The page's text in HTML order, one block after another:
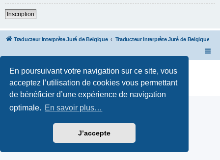
En poursuivant votre navigation sur ce site, vous
acceptez l’utilisation de cookies vous permettant
de bénéficier d’une expérience de navigation
optimale. En savoir plus…
J’accepte
Inscription
Traducteur Interprète Juré de Belgique Traducteur Interprète Juré de Belgique
Développé parphpBB® Forum Software © phpBB Limited
Confidentialité|Conditions